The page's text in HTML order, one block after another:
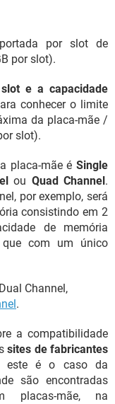
por slot de
por slot).
e a capacidade
conhecer o limite
da placa-mãe /
slot).
placa-mãe é Single
ou Quad Channel.
por exemplo, será
consistindo em 2
de memória
que com um único
Channel,
.
a compatibilidade
sites de fabricantes
este é o caso da
são encontradas
placas-mãe, na